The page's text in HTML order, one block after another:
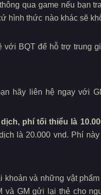
qua game nếu bạn
hình thức nào khác sẽ
với BQT để hỗ trợ trung
hãy liên hệ ngay với
phí tối thiểu là
là 20.000 vnd. Phí
khoản và những vật
và GM gửi lại thẻ cho